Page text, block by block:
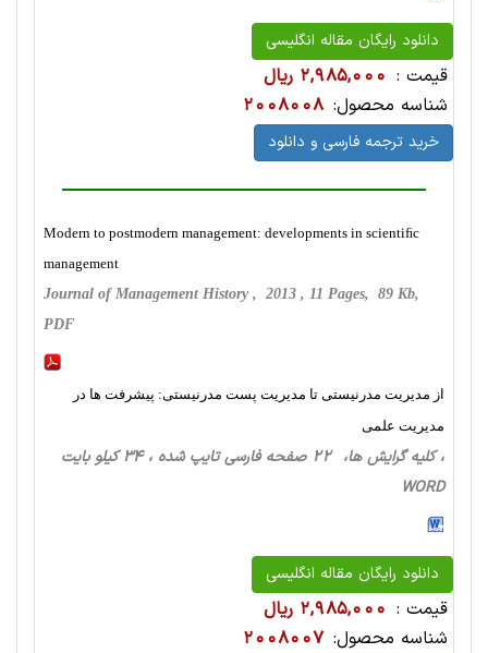
دانلود رایگان مقاله انگلیسی
قیمت : 2,985,000 ریال
شناسه محصول: 2008008
خرید ترجمه فارسی و دانلود
Modern to postmodern management: developments in scientiﬁc
management
Journal of Management History , 2013 , 11 Pages, 89 Kb,
PDF
از مدیریت مدرنیستی تا مدیریت پست مدرنیستی: پیشرفت ها در
مدیریت علمی
، کلیه گرایش ها، 22 صفحه فارسی تایپ شده ، 34 کیلو بایت
WORD
دانلود رایگان مقاله انگلیسی
قیمت : 2,985,000 ریال
شناسه محصول: 2008007